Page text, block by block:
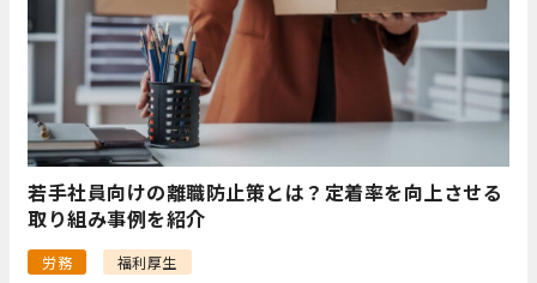
若手社員向けの離職防止策とは？定着率を向上させる
取り組み事例を紹介
労務
福利厚生